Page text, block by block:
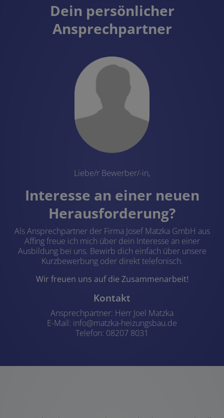
Dein persönlicher
Ansprechpartner
Liebe/r Bewerber/-in,
Interesse an einer neuen
Herausforderung?
Als Ansprechpartner der Firma Josef Matzka GmbH aus
Affing freue ich mich über dein Interesse an einer
Ausbildung bei uns. Bewirb dich einfach über unsere
Kurzbewerbung oder direkt telefonisch.
Wir freuen uns auf die Zusammenarbeit!
Kontakt
Ansprechpartner: Herr Joel Matzka
E-Mail: info@matzka-heizungsbau.de
Telefon: 08207 8031